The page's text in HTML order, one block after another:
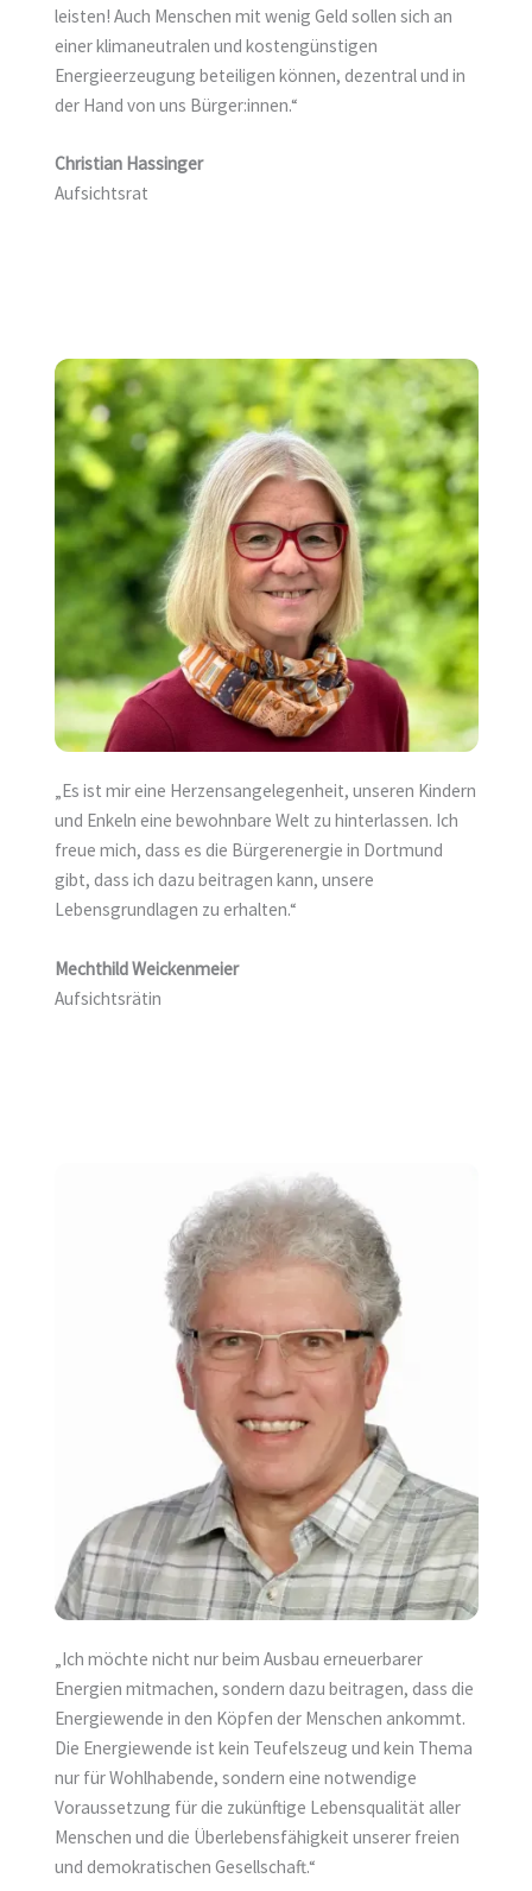
leisten! Auch Menschen mit wenig Geld sollen sich an
einer klimaneutralen und kostengünstigen
Energieerzeugung beteiligen können, dezentral und in
der Hand von uns Bürger:innen.“
Christian Hassinger
Aufsichtsrat
„Es ist mir eine Herzensangelegenheit, unseren Kindern
und Enkeln eine bewohnbare Welt zu hinterlassen. Ich
freue mich, dass es die Bürgerenergie in Dortmund
gibt, dass ich dazu beitragen kann, unsere
Lebensgrundlagen zu erhalten.“
Mechthild Weickenmeier
Aufsichtsrätin
„Ich möchte nicht nur beim Ausbau erneuerbarer
Energien mitmachen, sondern dazu beitragen, dass die
Energiewende in den Köpfen der Menschen ankommt.
Die Energiewende ist kein Teufelszeug und kein Thema
nur für Wohlhabende, sondern eine notwendige
Voraussetzung für die zukünftige Lebensqualität aller
Menschen und die Überlebensfähigkeit unserer freien
und demokratischen Gesellschaft.“